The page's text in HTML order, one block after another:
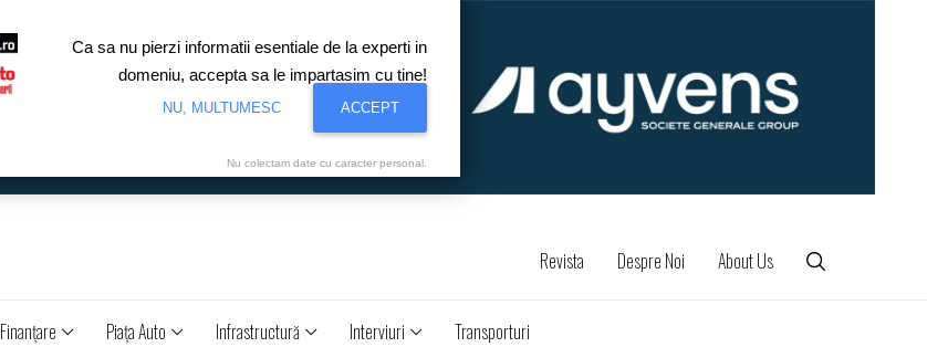
Revista Despre Noi About Us
Finanţare Piaţa Auto Infrastructură Interviuri Transporturi
Ca sa nu pierzi informatii esentiale de la experti in
domeniu, accepta sa le impartasim cu tine!
NU, MULTUMESC ACCEPT
Nu colectam date cu caracter personal.